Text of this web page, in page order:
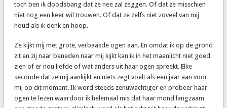
toch ben ik doodsbang dat ze nee zal zeggen. Of dat ze misschien
niet nog een keer wil trouwen. Of dat ze zelfs niet zoveel van mij
houd als ik denk en hoop.
Ze kijkt mij met grote, verbaasde ogen aan. En omdat ik op de grond
zit en zij naar beneden naar mij kijkt kan ik in het maanlicht niet goed
zien of er nou liefde of wat anders uit haar ogen spreekt. Elke
seconde dat ze mij aankijkt en niets zegt voelt als een jaar aan voor
mij op dit moment. Ik word steeds zenuwachtiger en probeer haar
ogen te lezen waardoor ik helemaal mis dat haar mond langzaam